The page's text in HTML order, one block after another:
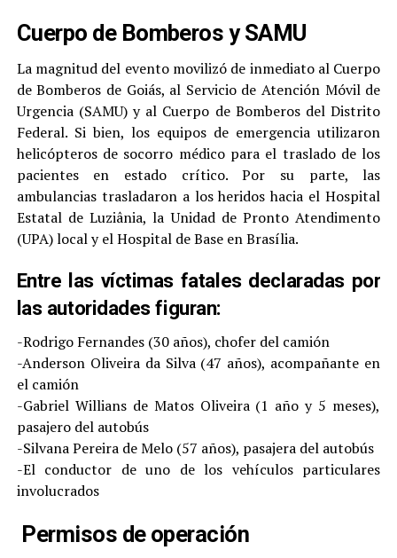
Cuerpo de Bomberos y SAMU
La magnitud del evento movilizó de inmediato al Cuerpo
de Bomberos de Goiás, al Servicio de Atención Móvil de
Urgencia (SAMU) y al Cuerpo de Bomberos del Distrito
Federal. Si bien, los equipos de emergencia utilizaron
helicópteros de socorro médico para el traslado de los
pacientes en estado crítico. Por su parte, las
ambulancias trasladaron a los heridos hacia el Hospital
Estatal de Luziânia, la Unidad de Pronto Atendimento
(UPA) local y el Hospital de Base en Brasília.
Entre las víctimas fatales declaradas por
las autoridades figuran:
-Rodrigo Fernandes (30 años), chofer del camión
-Anderson Oliveira da Silva (47 años), acompañante en
el camión
-Gabriel Willians de Matos Oliveira (1 año y 5 meses),
pasajero del autobús
-Silvana Pereira de Melo (57 años), pasajera del autobús
-El conductor de uno de los vehículos particulares
involucrados
Permisos de operación